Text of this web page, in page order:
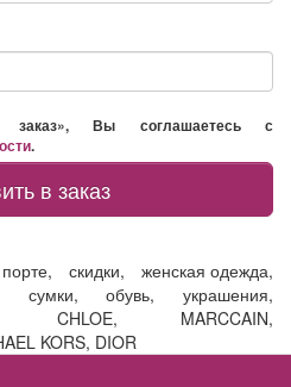
заказ», Вы соглашаетесь с
.
в заказ
, скидки, женская одежда,
сумки,обувь, украшения,
CHLOE, MARCCAIN,
KORS, DIOR